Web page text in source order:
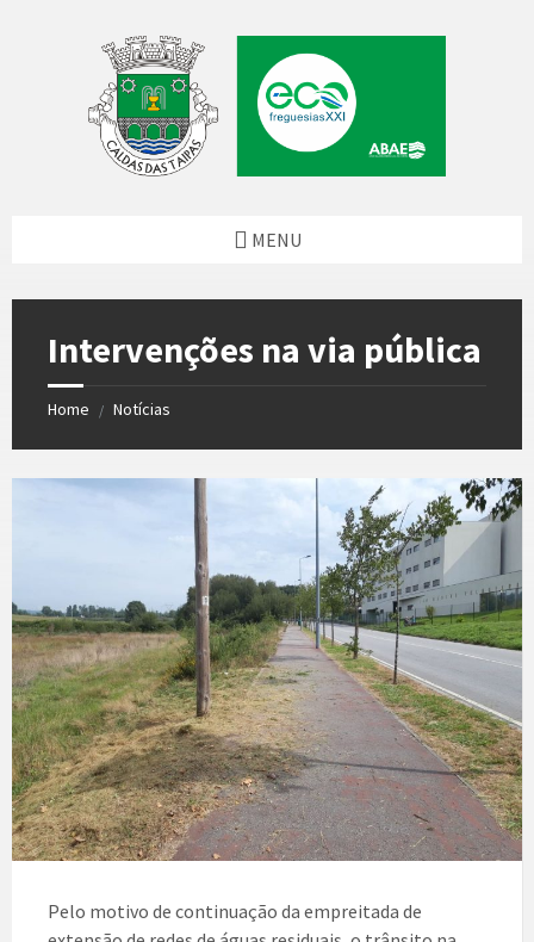
MENU
Intervenções na via pública
Home / Notícias
Pelo motivo de continuação da empreitada de